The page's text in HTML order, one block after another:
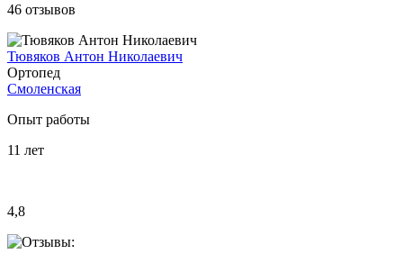
46 отзывов
Тювяков Антон Николаевич
Ортопед
Смоленская
Опыт работы
11 лет
4,8